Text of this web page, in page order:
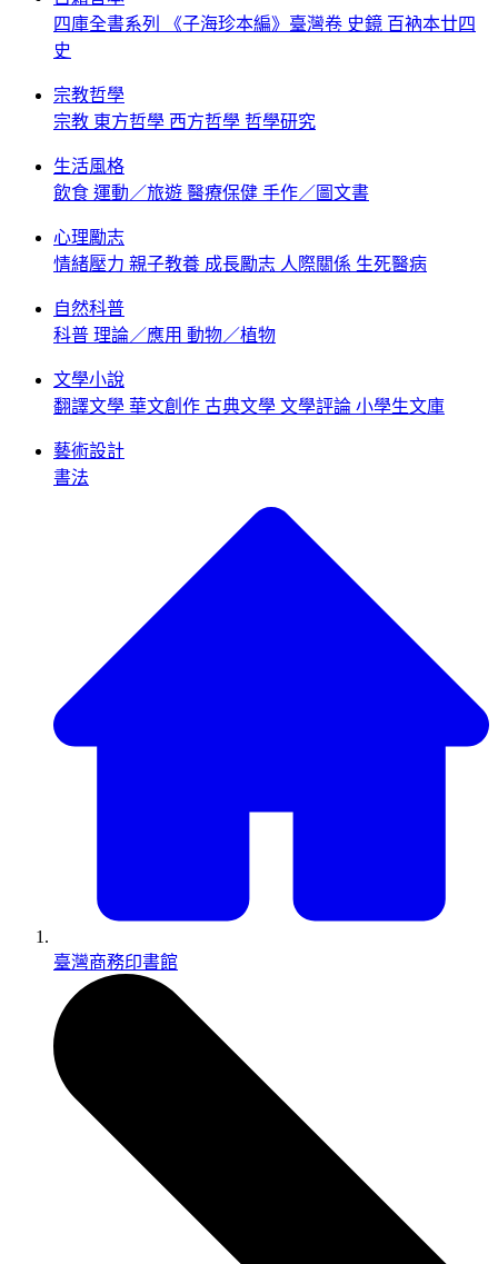
四庫全書系列
《子海珍本編》臺灣卷 史鏡 百衲本廿四
史
宗教哲學
宗教 東方哲學 西方哲學 哲學研究
生活風格
飲食 運動／旅遊 醫療保健 手作／圖文書
心理勵志
情緒壓力 親子教養 成長勵志 人際關係 生死醫病
自然科普
科普 理論／應用 動物／植物
文學小說
翻譯文學 華文創作 古典文學 文學評論 小學生文庫
藝術設計
書法
臺灣商務印書館